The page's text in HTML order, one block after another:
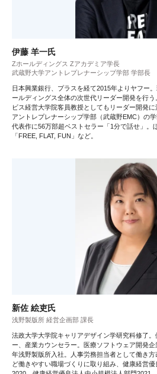
伊藤 羊一氏
Zホールディングス Zアカデミア学長
武蔵野大学アントレプレナーシップ学部 学部長
日本興業銀行、プラスを経て2015年よりヤフー
ールディングス全体の次世代リーダー開発を行
ビス経営大学院客員教授としてもリーダー開発
アントレプレナーシップ学部（武蔵野EMC）の学
代表作に56万部超ベストセラー「1分で話せ」。
「FREE, FLAT, FUN」など。
新佐 絵吏氏
浅野製版所 経営企画部 課長
法政大学大学院キャリアデザイン学研究科修了
ー、産業カウンセラー。医療ソフトウェア開発
年浅野製版所入社。人事労務担当者として働き
ど働きやすい職場づくりに取り組み、健康経営